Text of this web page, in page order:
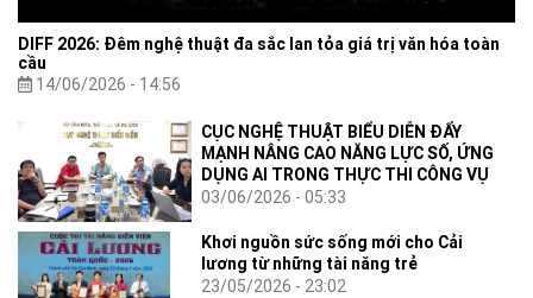
DIFF 2026: Đêm nghệ thuật đa sắc lan tỏa giá trị văn hóa toàn
cầu
14/06/2026 - 14:56
CỤC NGHỆ THUẬT BIỂU DIỄN ĐẨY
MẠNH NÂNG CAO NĂNG LỰC SỐ, ỨNG
DỤNG AI TRONG THỰC THI CÔNG VỤ
03/06/2026 - 05:33
Khơi nguồn sức sống mới cho Cải
lương từ những tài năng trẻ
23/05/2026 - 23:02